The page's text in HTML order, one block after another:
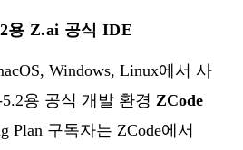
용 Z.ai 공식 IDE
Windows, Linux에서 사
용 공식 개발 환경 ZCode
Plan 구독자는 ZCode에서